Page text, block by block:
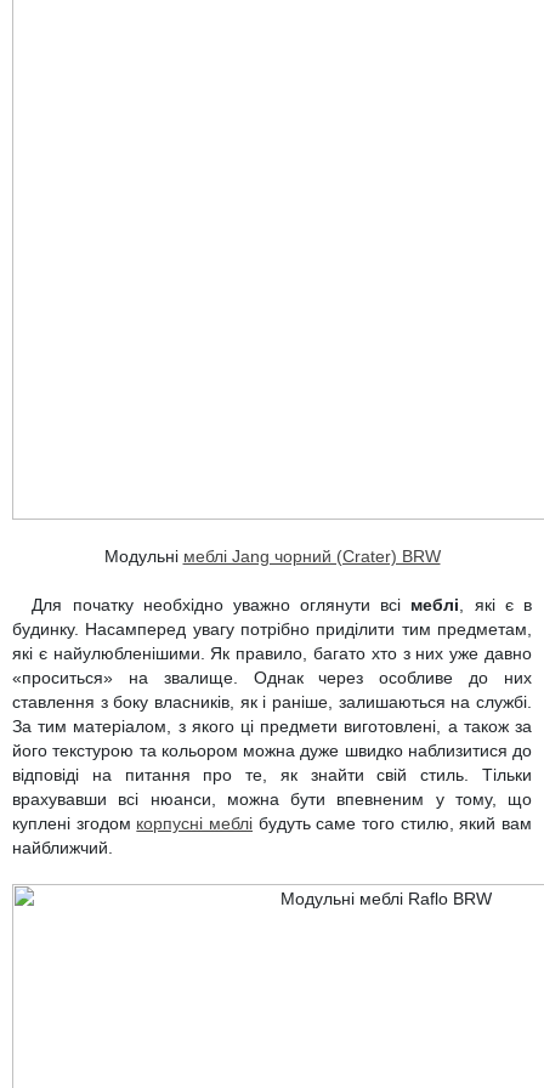
Модульні меблі Jang чорний (Crater) BRW
Для початку необхідно уважно оглянути всі меблі , які є в
будинку. Насамперед увагу потрібно приділити тим предметам,
які є найулюбленішими. Як правило, багато хто з них уже давно
«проситься» на звалище. Однак через особливе до них
ставлення з боку власників, як і раніше, залишаються на службі.
За тим матеріалом, з якого ці предмети виготовлені, а також за
його текстурою та кольором можна дуже швидко наблизитися до
відповіді на питання про те, як знайти свій стиль. Тільки
врахувавши всі нюанси, можна бути впевненим у тому, що
куплені згодом корпусні меблі будуть саме того стилю, який вам
найближчий.